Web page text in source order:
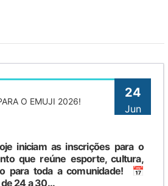
24
Jun
O EMUJI 2026!
iniciam as inscrições para o
que reúne esporte, cultura,
para toda a comunidade! 📅
24 a 30...